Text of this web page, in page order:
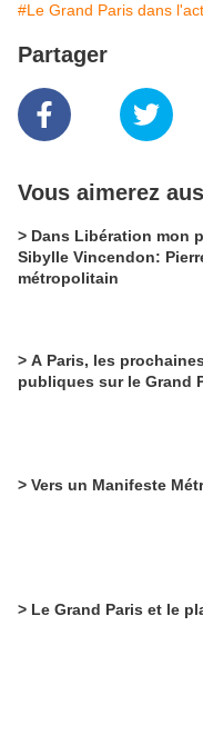
#Le Grand Paris dans
Partager
Vous aimerez
> Dans Libération mon
Sibylle Vincendon:
métropolitain
> A Paris, les
publiques sur le Grand
> Vers un Manifeste
> Le Grand Paris et le